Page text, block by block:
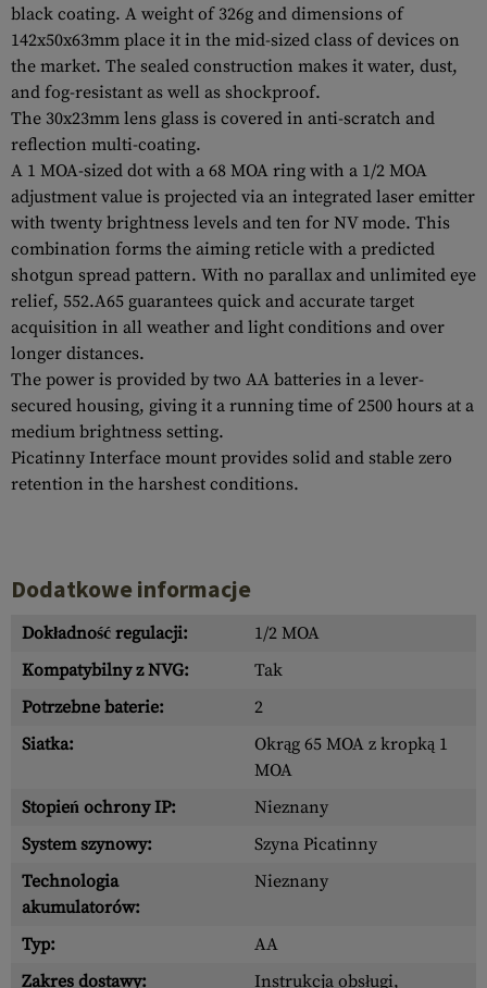
black coating. A weight of 326g and dimensions of
142x50x63mm place it in the mid-sized class of devices on
the market. The sealed construction makes it water, dust,
and fog-resistant as well as shockproof.
The 30x23mm lens glass is covered in anti-scratch and
reflection multi-coating.
A 1 MOA-sized dot with a 68 MOA ring with a 1/2 MOA
adjustment value is projected via an integrated laser emitter
with twenty brightness levels and ten for NV mode. This
combination forms the aiming reticle with a predicted
shotgun spread pattern. With no parallax and unlimited eye
relief, 552.A65 guarantees quick and accurate target
acquisition in all weather and light conditions and over
longer distances.
The power is provided by two AA batteries in a lever-
secured housing, giving it a running time of 2500 hours at a
medium brightness setting.
Picatinny Interface mount provides solid and stable zero
retention in the harshest conditions.
Dodatkowe informacje
Dokładność regulacji:
1/2 MOA
Kompatybilny z NVG:
Tak
Potrzebne baterie:
2
Siatka:
Okrąg 65 MOA z kropką 1
MOA
Stopień ochrony IP:
Nieznany
System szynowy:
Szyna Picatinny
Technologia
akumulatorów:
Nieznany
Typ:
AA
Zakres dostawy:
Instrukcja obsługi,